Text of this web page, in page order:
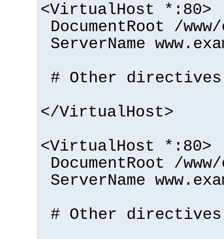
<VirtualHost *:80>
DocumentRoot /
ServerName
# Other directives
</VirtualHost>
<VirtualHost *:80>
DocumentRoot /
ServerName
# Other directives